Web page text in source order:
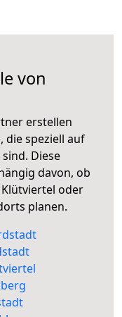
von
erstellen
die speziell auf
Diese
davon, ob
oder
planen.